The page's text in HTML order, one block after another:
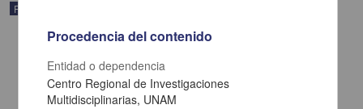
Publicación editorial
Procedencia del contenido
Entidad o dependencia
Centro Regional de Investigaciones
Multidisciplinarias, UNAM